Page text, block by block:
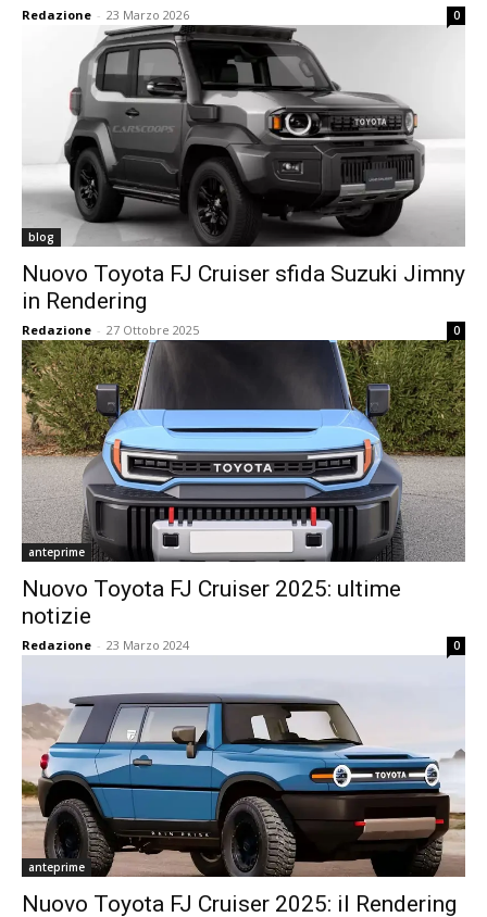
Redazione - 23 Marzo 2026 0
blog
Nuovo Toyota FJ Cruiser sfida Suzuki Jimny
in Rendering
Redazione - 27 Ottobre 2025 0
anteprime
Nuovo Toyota FJ Cruiser 2025: ultime
notizie
Redazione - 23 Marzo 2024 0
anteprime
Nuovo Toyota FJ Cruiser 2025: il Rendering